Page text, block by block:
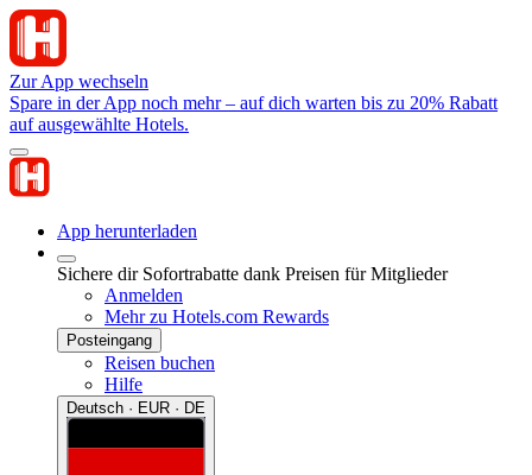
Zur App wechseln
Spare in der App noch mehr – auf dich warten bis zu 20% Rabatt
auf ausgewählte Hotels.
App herunterladen
Sichere dir Sofortrabatte dank Preisen für Mitglieder
Anmelden
Mehr zu Hotels.com Rewards
Posteingang
Reisen buchen
Hilfe
Deutsch · EUR · DE